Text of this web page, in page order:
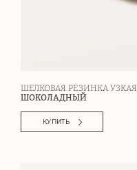
ШЕЛКОВАЯ РЕЗИНКА УЗКАЯ
ШОКОЛАДНЫЙ
КУПИТЬ